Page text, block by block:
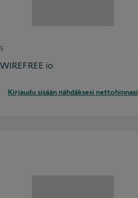
io
Kirjaudu sisään nähdäksesi nettohinnasi